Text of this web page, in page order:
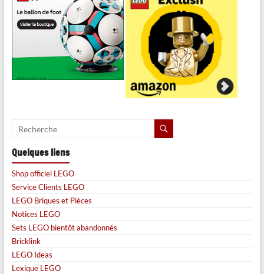
Quelques liens
Shop officiel LEGO
Service Clients LEGO
LEGO Briques et Pièces
Notices LEGO
Sets LEGO bientôt abandonnés
Bricklink
LEGO Ideas
Lexique LEGO